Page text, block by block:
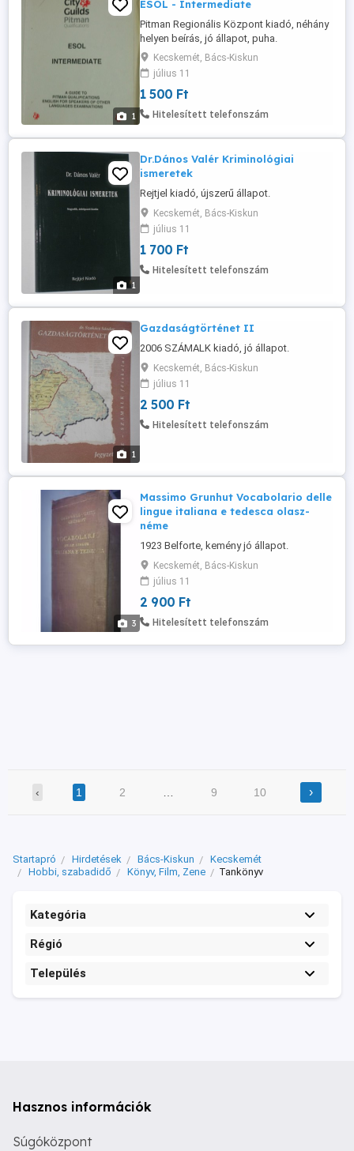
1
ESOL - Intermediate
Pitman Regionális Központ kiadó, néhány
helyen beírás, jó állapot, puha.
Kecskemét, Bács-Kiskun
július 11
1 500 Ft
Hitelesített telefonszám
1
Dr.Dános Valér Kriminológiai
ismeretek
Rejtjel kiadó, újszerű állapot.
Kecskemét, Bács-Kiskun
július 11
1 700 Ft
Hitelesített telefonszám
1
Gazdaságtörténet II
2006 SZÁMALK kiadó, jó állapot.
Kecskemét, Bács-Kiskun
július 11
2 500 Ft
Hitelesített telefonszám
3
Massimo Grunhut Vocabolario delle
lingue italiana e tedesca olasz-
néme
1923 Belforte, kemény jó állapot.
Kecskemét, Bács-Kiskun
július 11
2 900 Ft
Hitelesített telefonszám
‹ 1 2 9 10 ›
Startapró Hirdetések Bács-Kiskun
Kecskemét
Hobbi, szabadidő
Könyv, Film, Zene Tankönyv
Kategória
Régió
Település
Hasznos információk
Súgóközpont